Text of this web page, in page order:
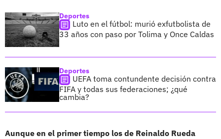
Deportes
Luto en el fútbol: murió exfutbolista de
33 años con paso por Tolima y Once Caldas
Deportes
UEFA toma contundente decisión contra
FIFA y todas sus federaciones; ¿qué
cambia?
Aunque en el primer tiempo los de Reinaldo Rueda